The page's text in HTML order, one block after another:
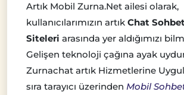
Artık Mobil Zurna.Net ailesi olarak,
kullanıcılarımızın artık Chat
Siteleri arasında yer aldığımızı
Gelişen teknoloji çağına ayak
Zurnachat artık Hizmetlerine
sıra tarayıcı üzerinden Mobil